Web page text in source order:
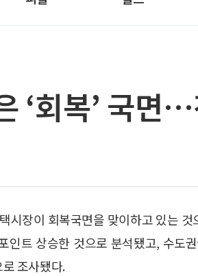
‘회복’ 국면
시장이 회복국면을 맞이하고 있는
인트 상승한 것으로 분석됐고, 수도
조사됐다.